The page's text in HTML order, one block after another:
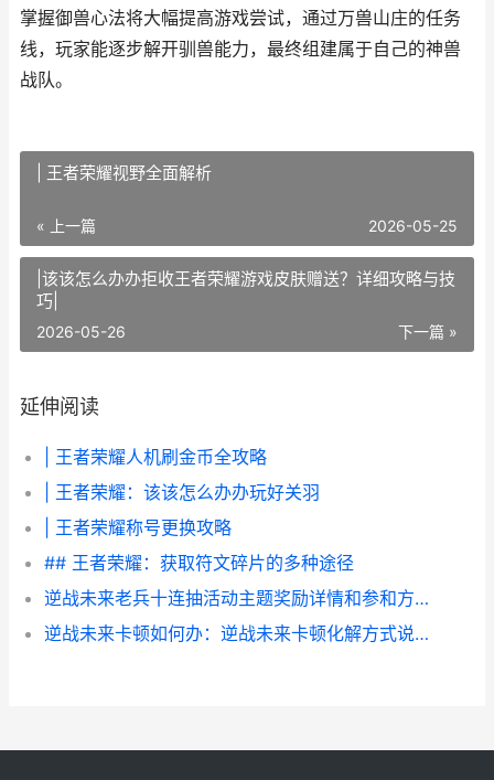
掌握御兽心法将大幅提高游戏尝试，通过万兽山庄的任务
线，玩家能逐步解开驯兽能力，最终组建属于自己的神兽
战队。
| 王者荣耀视野全面解析
« 上一篇 2026-05-25
|该该怎么办办拒收王者荣耀游戏皮肤赠送？详细攻略与技
巧|
下一篇 »
2026-05-26
延伸阅读
| 王者荣耀人机刷金币全攻略
| 王者荣耀：该该怎么办办玩好关羽
| 王者荣耀称号更换攻略
## 王者荣耀：获取符文碎片的多种途径
逆战未来老兵十连抽活动主题奖励详情和参和方式 逆战老兵回归2021
逆战未来卡顿如何办：逆战未来卡顿化解方式说明 逆战未来角色包